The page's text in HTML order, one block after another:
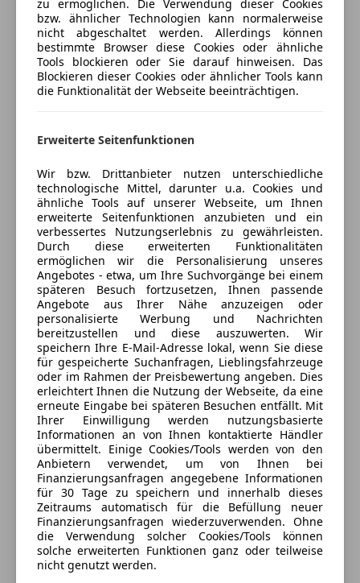
Garantien:
Neuwagengarantie 5 Jahre / 100.000 km
Garantie gegen Durchrostung 12 Jahre
FORD Mobilitätsgarantie für das 1ste Jahr bzw. bis
zum nächsten Service
Autohaus Ornig GmbH & Co KG
Sternebewertung 4.5 von 5
4,5Sterne
(100% Weiterempfehlungen)
Anbieter auf AutoScout24 seit 2006
Geschlossen
Marburger Straße 107,
8435 Wagna, AT
Kontakt
Thomas Behr
Alle Fahrzeuge des Anbieters
Anbieter kontaktieren
Deine Nachricht
Eintauschwagen: Kaufen und verkaufen in nur einem
zu ermöglichen. Die Verwendung dieser Cookies
bzw. ähnlicher Technologien kann normalerweise
nicht abgeschaltet werden. Allerdings können
bestimmte Browser diese Cookies oder ähnliche
Tools blockieren oder Sie darauf hinweisen. Das
Blockieren dieser Cookies oder ähnlicher Tools kann
die Funktionalität der Webseite beeinträchtigen.
Erweiterte Seitenfunktionen
Wir bzw. Drittanbieter nutzen unterschiedliche
technologische Mittel, darunter u.a. Cookies und
ähnliche Tools auf unserer Webseite, um Ihnen
erweiterte Seitenfunktionen anzubieten und ein
verbessertes Nutzungserlebnis zu gewährleisten.
Durch diese erweiterten Funktionalitäten
ermöglichen wir die Personalisierung unseres
Angebotes - etwa, um Ihre Suchvorgänge bei einem
späteren Besuch fortzusetzen, Ihnen passende
Angebote aus Ihrer Nähe anzuzeigen oder
personalisierte Werbung und Nachrichten
bereitzustellen und diese auszuwerten. Wir
speichern Ihre E-Mail-Adresse lokal, wenn Sie diese
für gespeicherte Suchanfragen, Lieblingsfahrzeuge
oder im Rahmen der Preisbewertung angeben. Dies
erleichtert Ihnen die Nutzung der Webseite, da eine
erneute Eingabe bei späteren Besuchen entfällt. Mit
Ihrer Einwilligung werden nutzungsbasierte
Informationen an von Ihnen kontaktierte Händler
übermittelt. Einige Cookies/Tools werden von den
Anbietern verwendet, um von Ihnen bei
Finanzierungsanfragen angegebene Informationen
für 30 Tage zu speichern und innerhalb dieses
Zeitraums automatisch für die Befüllung neuer
Finanzierungsanfragen wiederzuverwenden. Ohne
die Verwendung solcher Cookies/Tools können
solche erweiterten Funktionen ganz oder teilweise
nicht genutzt werden.